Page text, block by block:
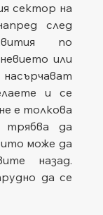
сектор на
след
по
или
и се
е толкова
трябва да
може да
назад.
да се